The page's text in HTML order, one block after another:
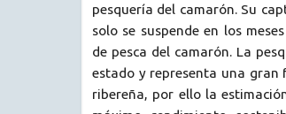
pesquería del camarón. Su
solo se suspende en los
de pesca del camarón. La
estado y representa una gran
ribereña, por ello la